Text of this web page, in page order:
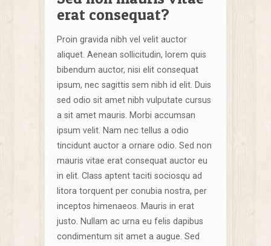
erat consequat?
Proin gravida nibh vel velit auctor
aliquet. Aenean sollicitudin, lorem quis
bibendum auctor, nisi elit consequat
ipsum, nec sagittis sem nibh id elit. Duis
sed odio sit amet nibh vulputate cursus
a sit amet mauris. Morbi accumsan
ipsum velit. Nam nec tellus a odio
tincidunt auctor a ornare odio. Sed non
mauris vitae erat consequat auctor eu
in elit. Class aptent taciti sociosqu ad
litora torquent per conubia nostra, per
inceptos himenaeos. Mauris in erat
justo. Nullam ac urna eu felis dapibus
condimentum sit amet a augue. Sed